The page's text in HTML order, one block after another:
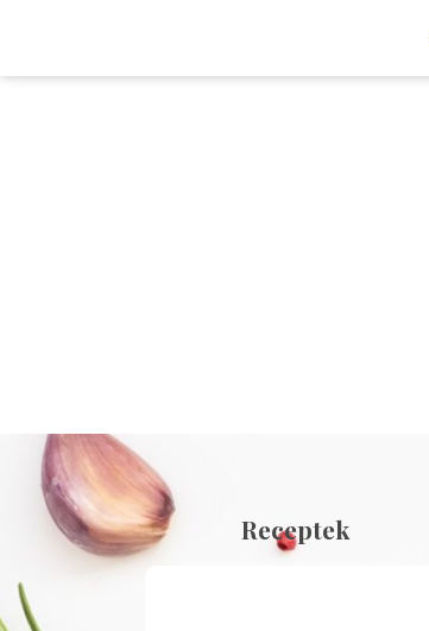
Receptek